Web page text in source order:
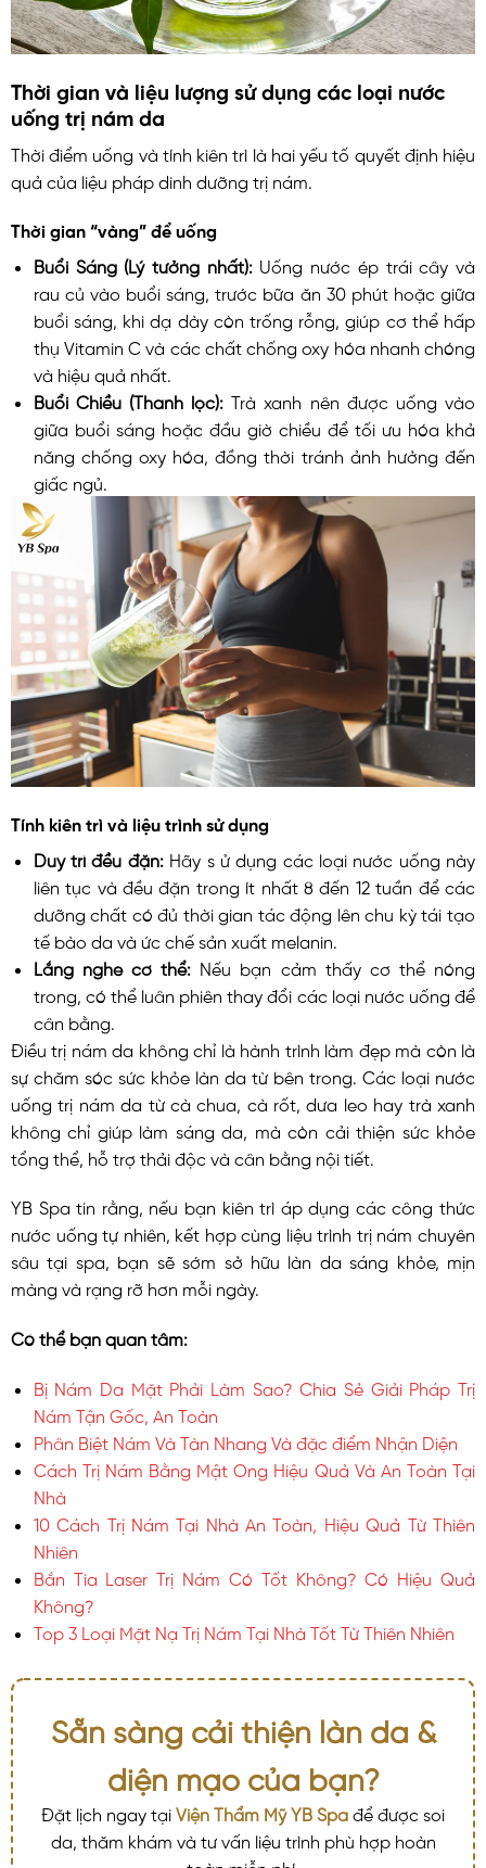
Thời gian và liệu lượng sử dụng các loại nước
uống trị nám da
Thời điểm uống và tính kiên trì là hai yếu tố quyết định hiệu
quả của liệu pháp dinh dưỡng trị nám.
Thời gian “vàng” để uống
Buổi Sáng (Lý tưởng nhất): Uống nước ép trái cây và
rau củ vào buổi sáng, trước bữa ăn 30 phút hoặc giữa
buổi sáng, khi dạ dày còn trống rỗng, giúp cơ thể hấp
thụ Vitamin C và các chất chống oxy hóa nhanh chóng
và hiệu quả nhất.
Buổi Chiều (Thanh lọc):Trà xanh nên được uống vào
giữa buổi sáng hoặc đầu giờ chiều để tối ưu hóa khả
năng chống oxy hóa, đồng thời tránh ảnh hưởng đến
giấc ngủ.
Tính kiên trì và liệu trình sử dụng
Duy trì đều đặn: Hãy s ử dụng các loại nước uống này
liên tục và đều đặn trong ít nhất 8 đến 12 tuần để các
dưỡng chất có đủ thời gian tác động lên chu kỳ tái tạo
tế bào da và ức chế sản xuất melanin.
Lắng nghe cơ thể: Nếu bạn cảm thấy cơ thể nóng
trong, có thể luân phiên thay đổi các loại nước uống để
cân bằng.
Điều trị nám da không chỉ là hành trình làm đẹp mà còn là
sự chăm sóc sức khỏe làn da từ bên trong. Các loại nước
uống trị nám da từ cà chua, cà rốt, dưa leo hay trà xanh
không chỉ giúp làm sáng da, mà còn cải thiện sức khỏe
tổng thể, hỗ trợ thải độc và cân bằng nội tiết.
YB Spa tin rằng, nếu bạn kiên trì áp dụng các công thức
nước uống tự nhiên, kết hợp cùng liệu trình trị nám chuyên
sâu tại spa, bạn sẽ sớm sở hữu làn da sáng khỏe, mịn
màng và rạng rỡ hơn mỗi ngày.
Có thể bạn quan tâm:
Bị Nám Da Mặt Phải Làm Sao? Chia Sẻ Giải Pháp Trị
Nám Tận Gốc, An Toàn
Phân Biệt Nám Và Tàn Nhang Và đặc điểm Nhận Diện
Cách Trị Nám Bằng Mật Ong Hiệu Quả Và An Toàn Tại
Nhà
10 Cách Trị Nám Tại Nhà An Toàn, Hiệu Quả Từ Thiên
Nhiên
Bắn Tia Laser Trị Nám Có Tốt Không? Có Hiệu Quả
Không?
Top 3 Loại Mặt Nạ Trị Nám Tại Nhà Tốt Từ Thiên Nhiên
Sẵn sàng cải thiện làn da &
diện mạo của bạn?
Đặt lịch ngay tại Viện Thẩm Mỹ YB Spa để được soi
da, thăm khám và tư vấn liệu trình phù hợp hoàn